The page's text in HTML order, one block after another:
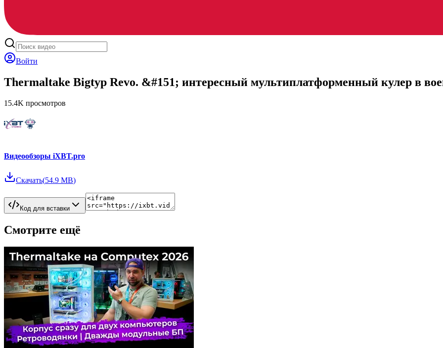
Войти
Thermaltake Bigtyp Revo. &#151; интересный мультиплатформенный кулер в
15.4K просмотров
Видеообзоры iXBT.pro
Скачать(54.9 MB)
Код для вставки
Смотрите ещё